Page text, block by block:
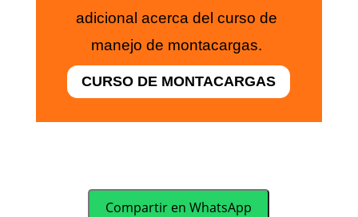
adicional acerca del curso de
manejo de montacargas.
CURSO DE MONTACARGAS
Compartir en WhatsApp